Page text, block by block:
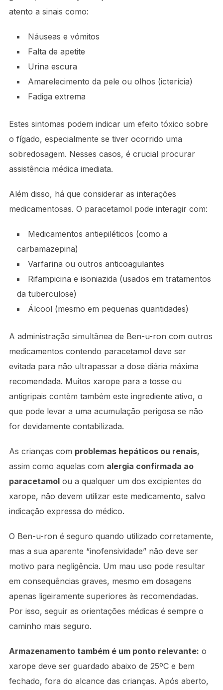
atento a sinais como:
Náuseas e vómitos
Falta de apetite
Urina escura
Amarelecimento da pele ou olhos (icterícia)
Fadiga extrema
Estes sintomas podem indicar um efeito tóxico sobre
o fígado, especialmente se tiver ocorrido uma
sobredosagem. Nesses casos, é crucial procurar
assistência médica imediata.
Além disso, há que considerar as interações
medicamentosas. O paracetamol pode interagir com:
Medicamentos antiepiléticos (como a
carbamazepina)
Varfarina ou outros anticoagulantes
Rifampicina e isoniazida (usados em tratamentos
da tuberculose)
Álcool (mesmo em pequenas quantidades)
A administração simultânea de Ben-u-ron com outros
medicamentos contendo paracetamol deve ser
evitada para não ultrapassar a dose diária máxima
recomendada. Muitos xarope para a tosse ou
antigripais contêm também este ingrediente ativo, o
que pode levar a uma acumulação perigosa se não
for devidamente contabilizada.
As crianças com problemas hepáticos ou renais,
assim como aquelas com alergia confirmada ao
paracetamolou a qualquer um dos excipientes do
xarope, não devem utilizar este medicamento, salvo
indicação expressa do médico.
O Ben-u-ron é seguro quando utilizado corretamente,
mas a sua aparente “inofensividade” não deve ser
motivo para negligência. Um mau uso pode resultar
em consequências graves, mesmo em dosagens
apenas ligeiramente superiores às recomendadas.
Por isso, seguir as orientações médicas é sempre o
caminho mais seguro.
Armazenamento também é um ponto relevante: o
xarope deve ser guardado abaixo de 25ºC e bem
fechado, fora do alcance das crianças. Após aberto,